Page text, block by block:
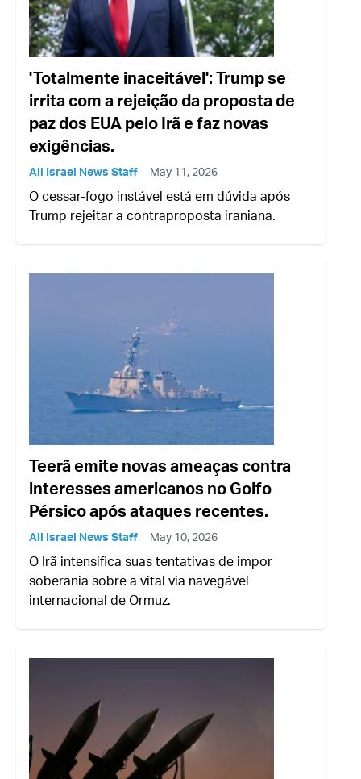
'Totalmente inaceitável': Trump se
irrita com a rejeição da proposta de
paz dos EUA pelo Irã e faz novas
exigências.
All Israel News Staff May 11, 2026
O cessar-fogo instável está em dúvida após
Trump rejeitar a contraproposta iraniana.
Teerã emite novas ameaças contra
interesses americanos no Golfo
Pérsico após ataques recentes.
All Israel News Staff May 10, 2026
O Irã intensifica suas tentativas de impor
soberania sobre a vital via navegável
internacional de Ormuz.